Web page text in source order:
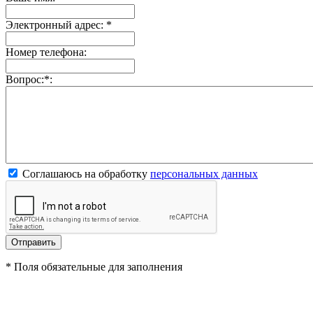
Электронный адрес: *
Номер телефона:
Вопрос:*:
Соглашаюсь на обработку персональных данных
* Поля обязательные для заполнения